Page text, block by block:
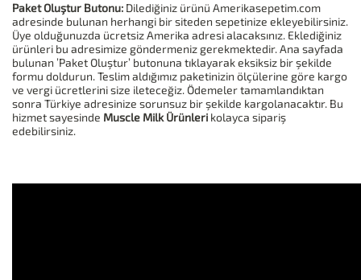
Paket Oluştur Butonu: Dilediğiniz ürünü Amerikasepetim.com
adresinde bulunan herhangi bir siteden sepetinize ekleyebilirsiniz.
Üye olduğunuzda ücretsiz Amerika adresi alacaksınız. Eklediğiniz
ürünleri bu adresimize göndermeniz gerekmektedir. Ana sayfada
bulunan ’Paket Oluştur’ butonuna tıklayarak eksiksiz bir şekilde
formu doldurun. Teslim aldığımız paketinizin ölçülerine göre kargo
ve vergi ücretlerini size ileteceğiz. Ödemeler tamamlandıktan
sonra Türkiye adresinize sorunsuz bir şekilde kargolanacaktır. Bu
hizmet sayesinde Muscle Milk Ürünleri kolayca sipariş
edebilirsiniz.